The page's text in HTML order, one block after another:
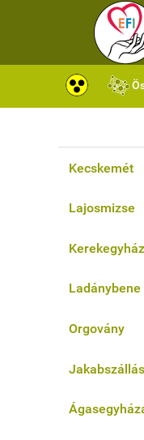
Kecskemét
Lajosmizse
Ladánybene
Orgovány
Jakabszállás